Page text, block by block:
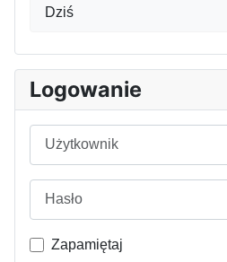
Dziś
Logowanie
Zapamiętaj